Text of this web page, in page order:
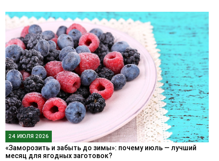
24 ИЮЛЯ 2026
«Заморозить и забыть до зимы»: почему июль — лучший
месяц для ягодных заготовок?